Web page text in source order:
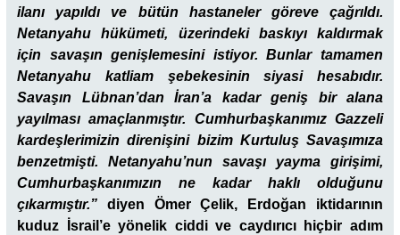
ilanı yapıldı ve bütün hastaneler göreve çağrıldı.
Netanyahu hükümeti, üzerindeki baskıyı kaldırmak
için savaşın genişlemesini istiyor. Bunlar tamamen
Netanyahu katliam şebekesinin siyasi hesabıdır.
Savaşın Lübnan’dan İran’a kadar geniş bir alana
yayılması amaçlanmıştır. Cumhurbaşkanımız Gazzeli
kardeşlerimizin direnişini bizim Kurtuluş Savaşımıza
benzetmişti. Netanyahu’nun savaşı yayma girişimi,
Cumhurbaşkanımızın ne kadar haklı olduğunu
çıkarmıştır.” diyen Ömer Çelik, Erdoğan iktidarının
kuduz İsrail’e yönelik ciddi ve caydırıcı hiçbir adım